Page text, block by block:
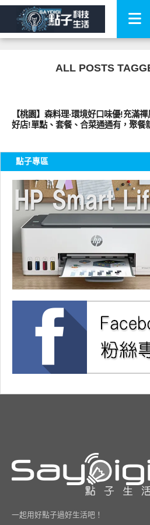
ALL POSTS
【桃園】森料理‧環境好口味優!充滿
好店!單點、套餐、合菜通通有，聚餐
點子專區
一起用好點子過好生活吧！